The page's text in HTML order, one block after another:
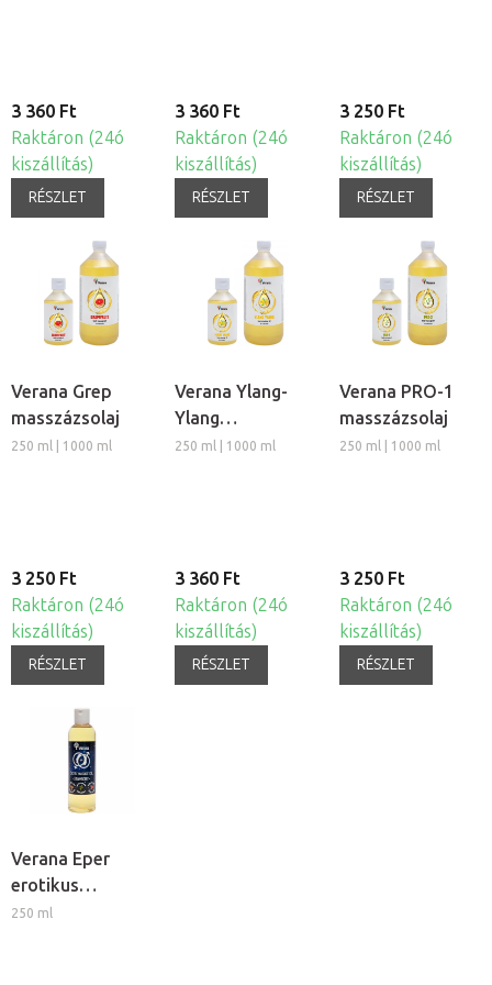
3 360 Ft
Raktáron (24ó
kiszállítás)
RÉSZLET
3 360 Ft
Raktáron (24ó
kiszállítás)
RÉSZLET
3 250 Ft
Raktáron (24ó
kiszállítás)
RÉSZLET
Verana Grep
masszázsolaj
250 ml | 1000 ml
3 250 Ft
Raktáron (24ó
kiszállítás)
RÉSZLET
Verana Ylang-
Ylang
masszázsolaj
250 ml | 1000 ml
3 360 Ft
Raktáron (24ó
kiszállítás)
RÉSZLET
Verana PRO-1
masszázsolaj
250 ml | 1000 ml
3 250 Ft
Raktáron (24ó
kiszállítás)
RÉSZLET
Verana Eper
erotikus
masszázsolaj
250 ml